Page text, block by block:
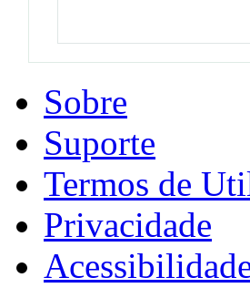
Sobre
Suporte
Termos de
Privacidade